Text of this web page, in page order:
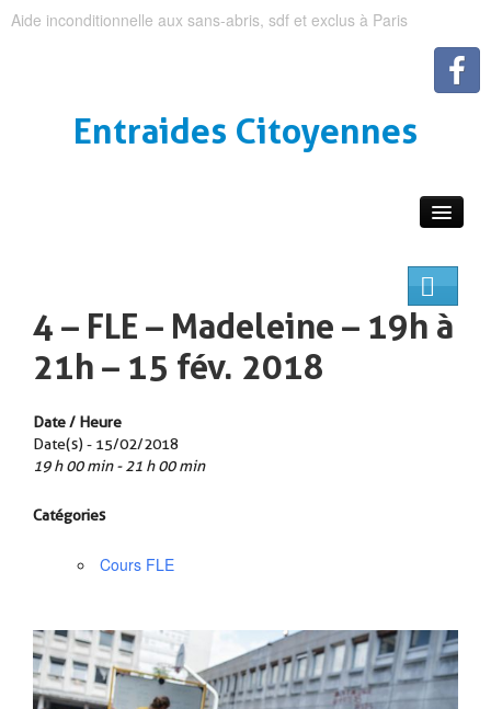
Aide inconditionnelle aux sans-abris, sdf et exclus à Paris
Entraides Citoyennes
4 – FLE – Madeleine – 19h à
21h – 15 fév. 2018
Date / Heure
Date(s) - 15/02/2018
19 h 00 min - 21 h 00 min
Catégories
Cours FLE